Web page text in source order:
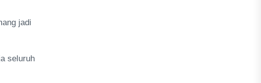
jadi
seluruh